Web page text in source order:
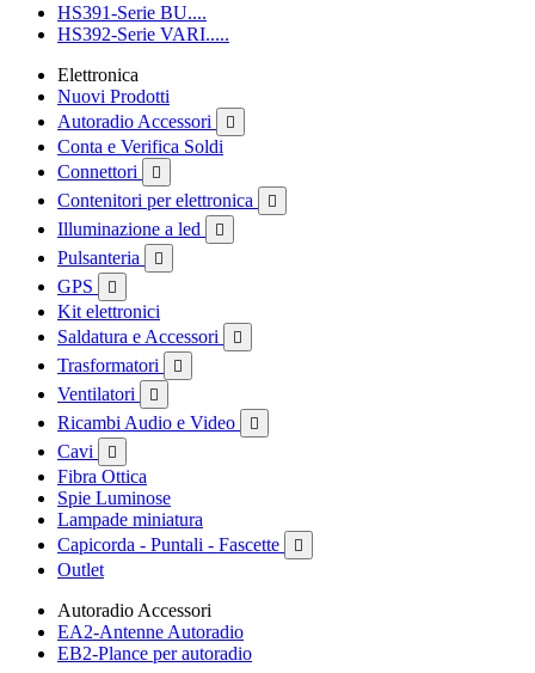
HS391-Serie BU....
HS392-Serie VARI.....
Elettronica
Nuovi Prodotti
Autoradio Accessori

Conta e Verifica Soldi
Connettori

Contenitori per elettronica 
Illuminazione a led 
Pulsanteria 
GPS 
Kit elettronici
Saldatura e Accessori

Trasformatori 
Ventilatori 
Ricambi Audio e Video 
Cavi 
Fibra Ottica
Spie Luminose
Lampade miniatura
Capicorda - Puntali - Fascette

Outlet
Autoradio Accessori
EA2-Antenne Autoradio
EB2-Plance per autoradio